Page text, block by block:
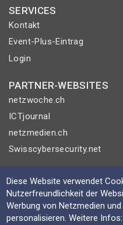
SERVICES
Kontakt
Event-Plus-Eintrag
Login
PARTNER-WEBSITES
netzwoche.ch
ICTjournal
netzmedien.ch
Swisscybersecurity.net
© NETZMEDIEN AG
Impressum
AGB
Diese Website verwendet
Nutzerfreundlichkeit der
Werbung von Netzmedien
personalisieren. Weitere